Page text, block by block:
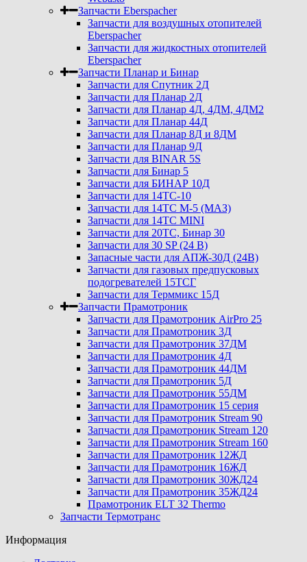
Запчасти Eberspacher
Запчасти для воздушных отопителей
Eberspacher
Запчасти для жидкостных отопителей
Eberspacher
Запчасти Планар и Бинар
Запчасти для Спутник 2Д
Запчасти для Планар 2Д
Запчасти для Планар 4Д, 4ДМ, 4ДМ2
Запчасти для Планар 44Д
Запчасти для Планар 8Д и 8ДМ
Запчасти для Планар 9Д
Запчасти для BINAR 5S
Запчасти для Бинар 5
Запчасти для БИНАР 10Д
Запчасти для 14ТС-10
Запчасти для 14ТС М-5 (МАЗ)
Запчасти для 14ТС MINI
Запчасти для 20ТС, Бинар 30
Запчасти для 30 SP (24 В)
Запасные части для АПЖ-30Д (24В)
Запчасти для газовых предпусковых
подогревателей 15ТСГ
Запчасти для Терммикс 15Д
Запчасти Прамотроник
Запчасти для Прамотроник AirPro 25
Запчасти для Прамотроник 3Д
Запчасти для Прамотроник 37ДМ
Запчасти для Прамотроник 4Д
Запчасти для Прамотроник 44ДМ
Запчасти для Прамотроник 5Д
Запчасти для Прамотроник 55ДМ
Запчасти для Прамотроник 15 серия
Запчасти для Прамотроник Stream 90
Запчасти для Прамотроник Stream 120
Запчасти для Прамотроник Stream 160
Запчасти для Прамотроник 12ЖД
Запчасти для Прамотроник 16ЖД
Запчасти для Прамотроник 30ЖД24
Запчасти для Прамотроник 35ЖД24
Прамотроник ELT 32 Thermo
Запчасти Термотранс
Информация